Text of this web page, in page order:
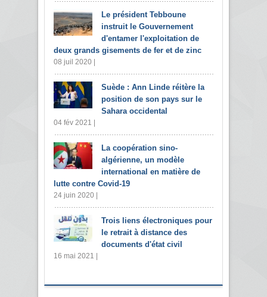
Le président Tebboune
instruit le Gouvernement
d'entamer l'exploitation de
deux grands gisements de fer et de zinc
08 juil 2020 |
Suède : Ann Linde réitère la
position de son pays sur le
Sahara occidental
04 fév 2021 |
La coopération sino-
algérienne, un modèle
international en matière de
lutte contre Covid-19
24 juin 2020 |
Trois liens électroniques pour
le retrait à distance des
documents d'état civil
16 mai 2021 |